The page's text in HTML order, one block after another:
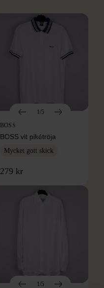
1/5
BOSS
BOSS vit pikétröja
Mycket gott skick
279 kr
1/5